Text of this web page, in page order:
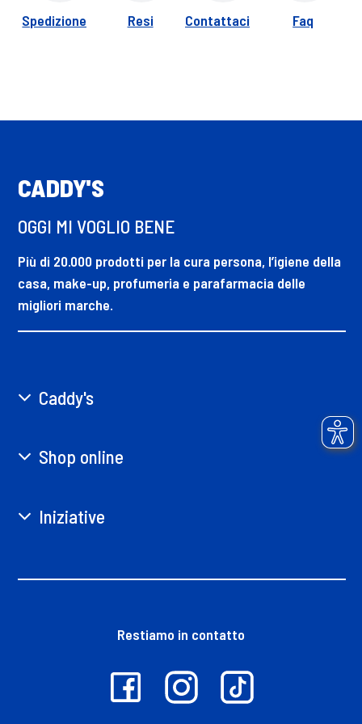
Spedizione Resi Contattaci Faq
CADDY'S
OGGI MI VOGLIO BENE
Più di 20.000 prodotti per la cura persona, l’igiene della
casa, make-up, profumeria e parafarmacia delle
migliori marche.
Caddy's
Shop online
Iniziative
Restiamo in contatto